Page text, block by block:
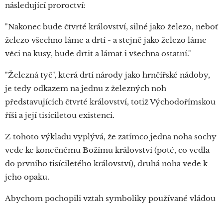
následující proroctví:
"Nakonec bude čtvrté království, silné jako železo, neboť
železo všechno láme a drtí - a stejně jako železo láme
věci na kusy, bude drtit a lámat i všechna ostatní."
"Železná tyč", která drtí národy jako hrnčířské nádoby,
je tedy odkazem na jednu z železných noh
představujících čtvrté království, totiž Východořímskou
říši a její tisíciletou existenci.
Z tohoto výkladu vyplývá, že zatímco jedna noha sochy
vede ke konečnému Božímu království (poté, co vedla
do prvního tisíciletého království), druhá noha vede k
jeho opaku.
Abychom pochopili vztah symboliky používané vládou